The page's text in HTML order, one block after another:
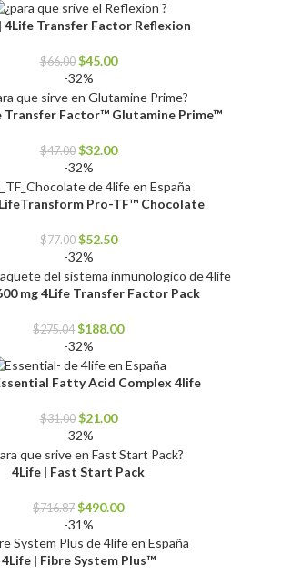
4Life Transfer Factor Reflexion
$66.00 El
precio
original
era:
$45.00El
actual
es:
-32%
Transfer Factor™ Glutamine Prime™
$47.00 El
precio
original
era:
$32.00El
actual
es:
-32%
Pro-TF™ Chocolate
$77.00 El
precio
original
era:
$52.50El
actual
es:
-32%
mg 4Life Transfer Factor Pack
$275.04 El
precio
original
era:
$188.00El
actual
es:
-32%
Fatty Acid Complex 4life
$31.00 El
precio
original
era:
$21.00El
actual
es:
-32%
4Life | Fast Start Pack
$716.87 El
precio
original
era:
$490.00El
actual
es:
-31%
4Life | Fibre System Plus™